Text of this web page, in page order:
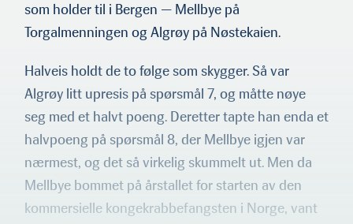
som holder til i Bergen — Mellbye på
Torgalmenningen og Algrøy på Nøstekaien.
Halveis holdt de to følge som skygger. Så var
Algrøy litt upresis på spørsmål 7, og måtte nøye
seg med et halvt poeng. Deretter tapte han enda et
halvpoeng på spørsmål 8, der Mellbye igjen var
nærmest, og det så virkelig skummelt ut. Men da
Mellbye bommet på årstallet for starten av den
kommersielle kongekrabbefangsten i Norge, vant